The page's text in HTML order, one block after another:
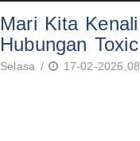
Mari Kita
Hubungan Toxic
Selasa / 17-02-